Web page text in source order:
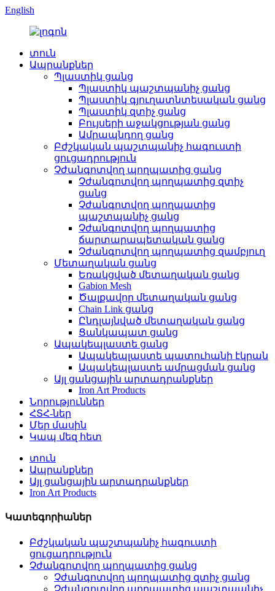
English
տուն
Ապրանքներ
Պլաստիկ ցանց
Պլաստիկ պաշտպանիչ ցանց
Պլաստիկ գյուղատնտեսական ցանց
Պլաստիկ զտիչ ցանց
Բույսերի աջակցության ցանց
Ամրապնդող ցանց
Բժշկական պաշտպանիչ հագուստի
ցուցադրություն
Չժանգոտվող պողպատից ցանց
Չժանգոտվող պողպատից զտիչ
ցանց
Չժանգոտվող պողպատից
պաշտպանիչ ցանց
Չժանգոտվող պողպատից
ճարտարապետական ​​ցանց
Չժանգոտվող պողպատից զամբյուղ
Մետաղական ցանց
Եռակցված մետաղական ցանց
Gabion Mesh
Ծալքավոր մետաղական ցանց
Chain Link ցանց
Ընդլայնված մետաղական ցանց
Ցանկապատ ցանց
Ապակեպլաստե ցանց
Ապակեպլաստե պատուհանի էկրան
Ապակեպլաստե ամրացման ցանց
Այլ ցանցային արտադրանքներ
Iron Art Products
Նորություններ
ՀՏՀ-ներ
Մեր մասին
Կապ մեզ հետ
տուն
Ապրանքներ
Այլ ցանցային արտադրանքներ
Iron Art Products
Կատեգորիաներ
Բժշկական պաշտպանիչ հագուստի
ցուցադրություն
Չժանգոտվող պողպատից ցանց
Չժանգոտվող պողպատից զտիչ ցանց
Չժանգոտվող պողպատից պաշտպանիչ